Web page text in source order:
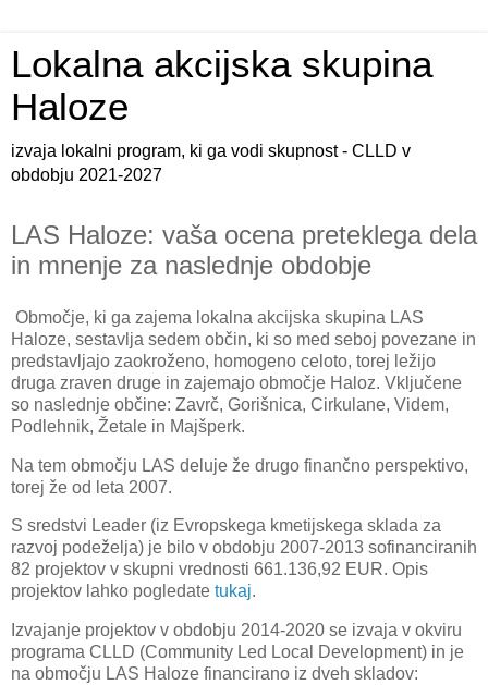
Lokalna akcijska skupina
Haloze
izvaja lokalni program, ki ga vodi skupnost - CLLD v
obdobju 2021-2027
LAS Haloze: vaša ocena preteklega dela
in mnenje za naslednje obdobje
Območje, ki ga zajema lokalna akcijska skupina LAS
Haloze, sestavlja sedem občin, ki so med seboj povezane in
predstavljajo zaokroženo, homogeno celoto, torej ležijo
druga zraven druge in zajemajo območje Haloz. Vključene
so naslednje občine: Zavrč, Gorišnica, Cirkulane, Videm,
Podlehnik, Žetale in Majšperk.
Na tem območju LAS deluje že drugo finančno perspektivo,
torej že od leta 2007.
S sredstvi Leader (iz Evropskega kmetijskega sklada za
razvoj podeželja) je bilo v obdobju 2007-2013 sofinanciranih
82 projektov v skupni vrednosti 661.136,92 EUR. Opis
projektov lahko pogledate tukaj.
Izvajanje projektov v obdobju 2014-2020 se izvaja v okviru
programa CLLD (Community Led Local Development) in je
na območju LAS Haloze financirano iz dveh skladov: